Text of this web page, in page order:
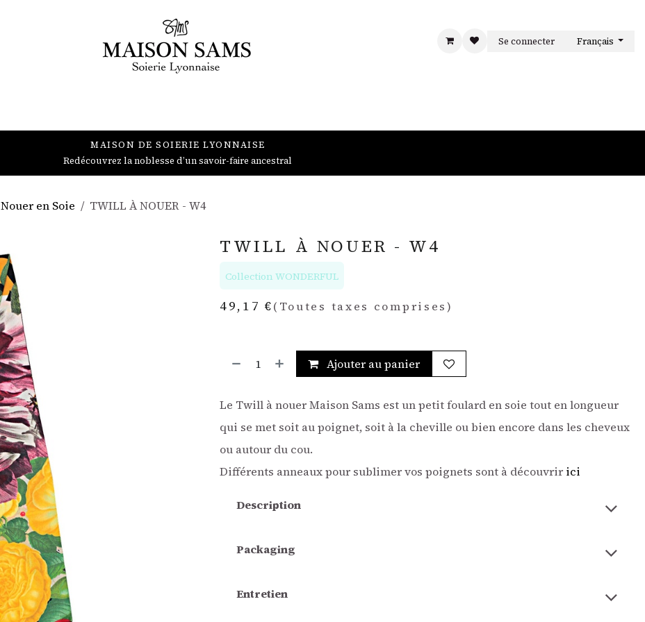
Se connecter Français
MAISON DE SOIERIE LYONNAISE
Redécouvrez la noblesse d’un savoir-faire ancestral
en Soie TWILL À NOUER - W4
TWILL À NOUER - W4
Collection WONDERFUL
49,17 €(Toutes taxes comprises)
Ajouter au panier
Le Twill à nouer Maison Sams est un petit foulard en soie tout en longueur
qui se met soit au poignet, soit à la cheville ou bien encore dans les cheveux
ou autour du cou.
Différents anneaux pour sublimer vos poignets sont à découvrir ici
Description
Packaging
Entretien